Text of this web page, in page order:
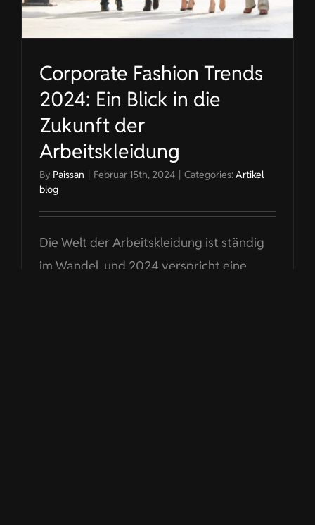
Corporate Fashion Trends
2024: Ein Blick in die
Zukunft der
Arbeitskleidung
By Paissan | Februar 15th, 2024 | Categories:Artikel
blog
Die Welt der Arbeitskleidung ist ständig
im Wandel, und 2024 verspricht eine